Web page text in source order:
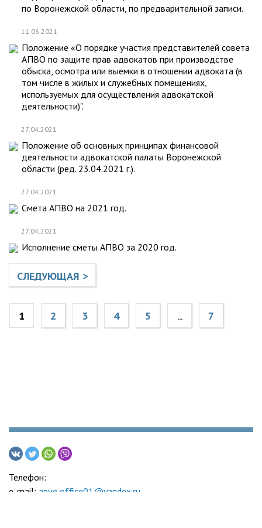
по Воронежской области, по предварительной записи.
11.06.2021
Положение «О порядке участия представителей совета
АПВО по защите прав адвокатов при производстве
обыска, осмотра или выемки в отношении адвоката (в
том числе в жилых и служебных помещениях,
используемых для осуществления адвокатской
деятельности)".
27.04.2021
Положение об основных принципах финансовой
деятельности адвокатской палаты Воронежской
области (ред. 23.04.2021 г.).
27.04.2021
Смета АПВО на 2021 год.
27.04.2021
Исполнение сметы АПВО за 2020 год.
СЛЕДУЮЩАЯ >
1 2 3 4 5 ... 7
Телефон:
e-mail: apvo.office01@yandex.ru